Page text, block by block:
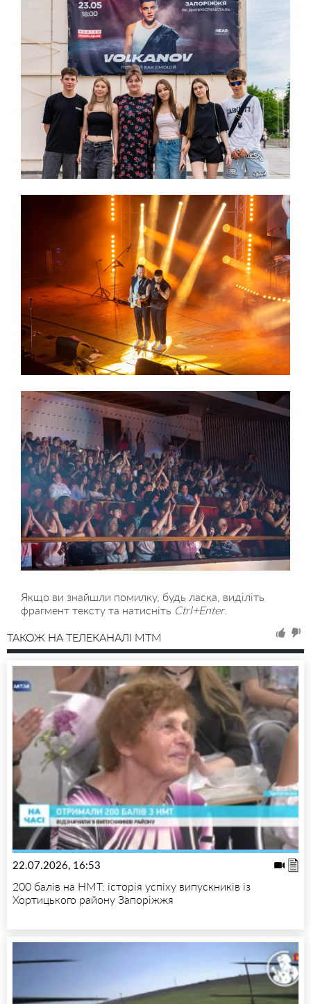
Якщо ви знайшли помилку, будь ласка, виділіть
фрагмент тексту та натисніть Ctrl+Enter.
ТАКОЖ НА ТЕЛЕКАНАЛІ MTM
22.07.2026, 16:53
200 балів на НМТ: історія успіху випускників із
Хортицького району Запоріжжя